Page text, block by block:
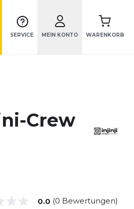
SERVICE MEIN KONTO WARENKORB
Crew
0.0 (0 Bewertungen)